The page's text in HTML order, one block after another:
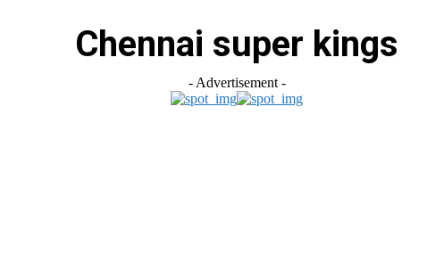
Chennai super kings
- Advertisement -